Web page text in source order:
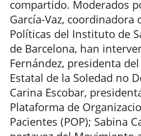
compartido. Moderados
García-Vaz, coordinadora
Políticas del Instituto de
de Barcelona, han
Fernández, presidenta
Estatal de la Soledad no
Carina Escobar,
Plataforma de
Pacientes (POP); Sabina